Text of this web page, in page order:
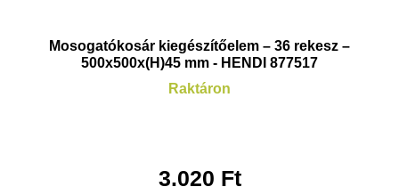
Mosogatókosár kiegészítőelem – 36 rekesz –
500x500x(H)45 mm - HENDI 877517
Raktáron
3.020 Ft